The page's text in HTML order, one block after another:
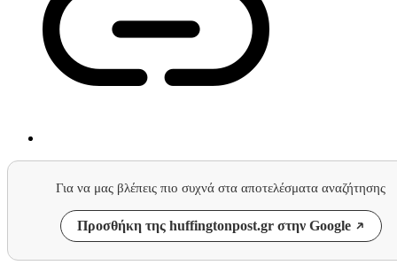
Για να μας βλέπεις πιο συχνά στα αποτελέσματα αναζήτησης
Προσθήκη της huffingtonpost.gr στην Google